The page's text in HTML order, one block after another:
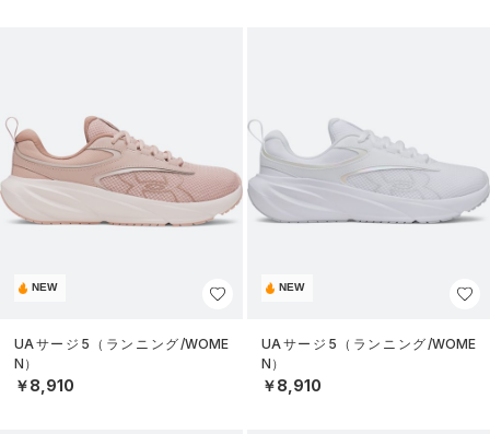
NEW
UAサージ5（ランニング/WOME
N）
￥8,910
NEW
UAサージ5（ランニング/WOME
N）
￥8,910